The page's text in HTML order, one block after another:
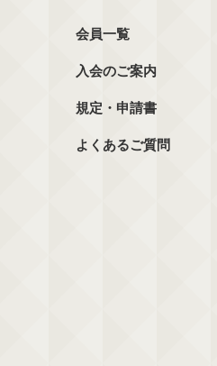
会員一覧
入会のご案内
規定・申請書
よくあるご質問